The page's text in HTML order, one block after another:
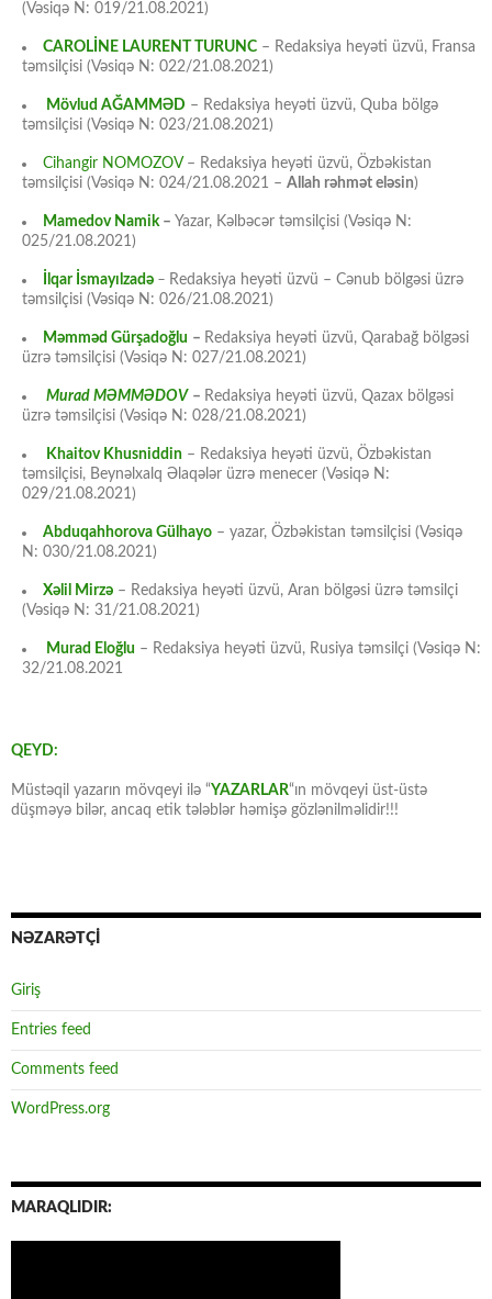
(Vəsiqə N: 019/21.08.2021)
CAROLİNE LAURENT TURUNC – Redaksiya heyəti üzvü, Fransa
təmsilçisi (Vəsiqə N: 022/21.08.2021)
Mövlud AĞAMMƏD – Redaksiya heyəti üzvü, Quba bölgə
təmsilçisi (Vəsiqə N: 023/21.08.2021)
Cihangir NOMOZOV– Redaksiya heyəti üzvü, Özbəkistan
təmsilçisi (Vəsiqə N: 024/21.08.2021 – Allah rəhmət eləsin)
Mamedov Namik– Yazar, Kəlbəcər təmsilçisi (Vəsiqə N:
025/21.08.2021)
İlqar İsmayılzadə – Redaksiya heyəti üzvü – Cənub bölgəsi üzrə
təmsilçisi (Vəsiqə N: 026/21.08.2021)
Məmməd Gürşadoğlu – Redaksiya heyəti üzvü, Qarabağ bölgəsi
üzrə təmsilçisi (Vəsiqə N: 027/21.08.2021)
Murad MƏMMƏDOV – Redaksiya heyəti üzvü, Qazax bölgəsi
üzrə təmsilçisi (Vəsiqə N: 028/21.08.2021)
Khaitov Khusniddin – Redaksiya heyəti üzvü, Özbəkistan
təmsilçisi, Beynəlxalq Əlaqələr üzrə menecer (Vəsiqə N:
029/21.08.2021)
Abduqahhorova Gülhayo – yazar, Özbəkistan təmsilçisi (Vəsiqə
N: 030/21.08.2021)
Xəlil Mirzə – Redaksiya heyəti üzvü, Aran bölgəsi üzrə təmsilçi
(Vəsiqə N: 31/21.08.2021)
Murad Eloğlu – Redaksiya heyəti üzvü, Rusiya təmsilçi (Vəsiqə N:
32/21.08.2021
QEYD:
Müstəqil yazarın mövqeyi ilə “YAZARLAR“ın mövqeyi üst-üstə
düşməyə bilər, ancaq etik tələblər həmişə gözlənilməlidir!!!
NƏZARƏTÇİ
Giriş
Entries feed
Comments feed
WordPress.org
MARAQLIDIR: